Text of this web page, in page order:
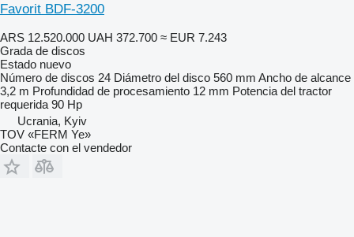
Favorit BDF-3200
ARS 12.520.000 UAH 372.700 ≈ EUR 7.243
Grada de discos
Estado nuevo
Número de discos 24 Diámetro del disco 560 mm Ancho de alcance
3,2 m Profundidad de procesamiento 12 mm Potencia del tractor
requerida 90 Hp
Ucrania, Kyiv
TOV «FERM Ye»
Contacte con el vendedor